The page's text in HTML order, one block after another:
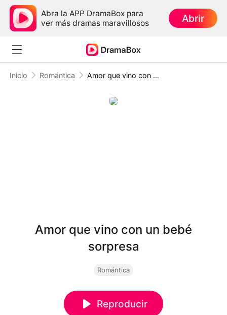
Abra la APP DramaBox para
ver más dramas maravillosos
Abrir
Inicio Romántica Amor que vino con un bebé sorpresa
Amor que vino con un bebé
sorpresa
Romántica
Reproducir